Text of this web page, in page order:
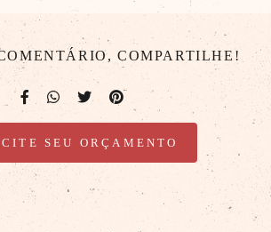
COMPARTILHE!
SEU ORÇAMENTO